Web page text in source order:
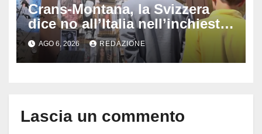
Crans-Montana, la Svizzera
dice no all’Italia nell’inchiesta
sul rogo: respinta la richiesta
di costituirsi parte civile
AGO 6, 2026 REDAZIONE
Lascia un commento